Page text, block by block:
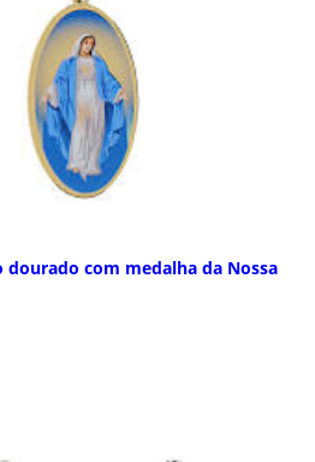
dourado com medalha da Nossa